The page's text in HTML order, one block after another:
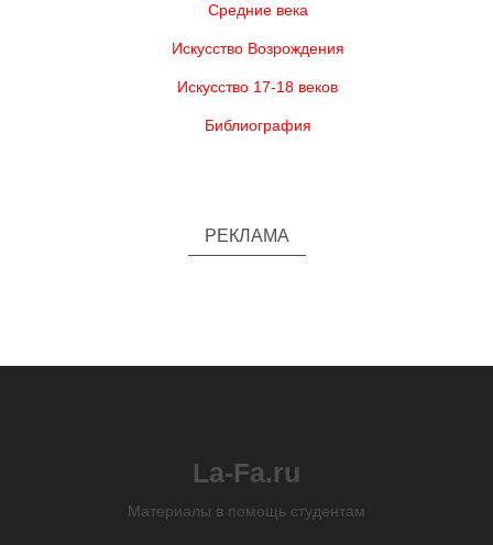
Средние века
Искусство Возрождения
Искусство 17-18 веков
Библиография
РЕКЛАМА
La-Fa.ru
Материалы в помощь студентам